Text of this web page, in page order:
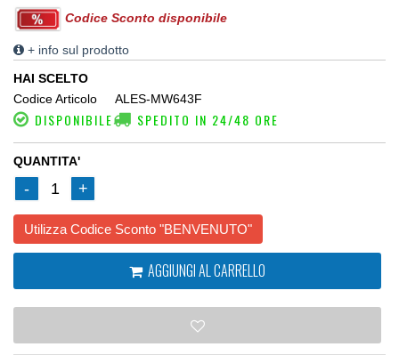
Codice Sconto disponibile
+ info sul prodotto
HAI SCELTO
Codice Articolo
ALES-MW643F
DISPONIBILE SPEDITO IN 24/48 ORE
QUANTITA'
- 1 +
Utilizza Codice Sconto "BENVENUTO"
AGGIUNGI AL CARRELLO